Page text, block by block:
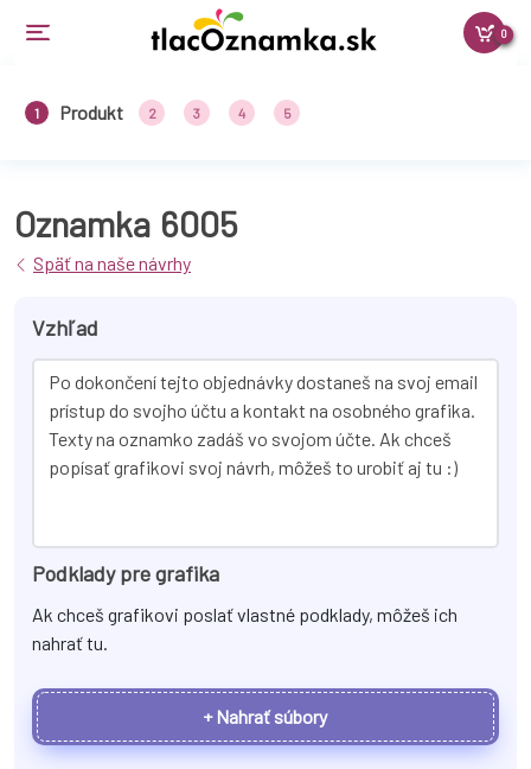
0
1 Produkt 2 3 4 5
Oznamka 6005
Späť na naše návrhy
Vzhľad
Podklady pre grafika
Ak chceš grafikovi poslať vlastné podklady, môžeš ich
nahrať tu.
+ Nahrať súbory